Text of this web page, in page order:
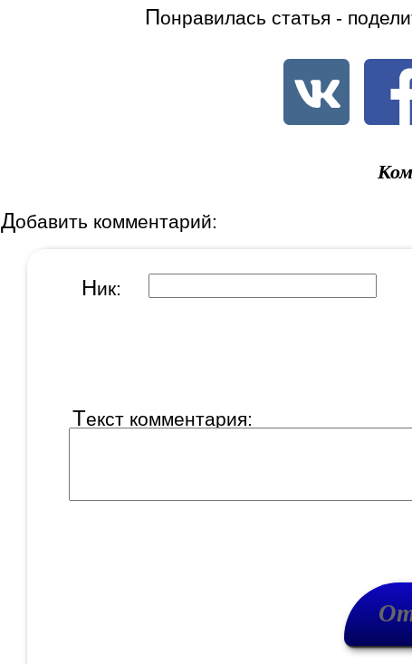
Понравилась статья -
Добавить комментарий:
Ник:
Текст комментария: